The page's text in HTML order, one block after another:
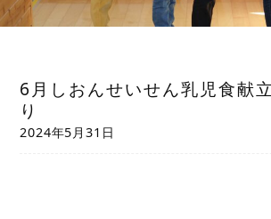
6月しおんせいせん乳児食献
り
2024年5月31日